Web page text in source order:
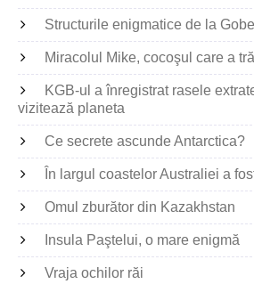
Structurile enigmatice de la
Miracolul Mike, cocoşul care a
KGB-ul a înregistrat rasele
vizitează planeta
Ce secrete ascunde Antarctica?
În largul coastelor Australiei a
Omul zburător din Kazakhstan
Insula Paştelui, o mare enigmă
Vraja ochilor răi